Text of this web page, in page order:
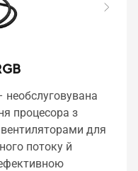
необслуговувана
процесора з
для
потоку й